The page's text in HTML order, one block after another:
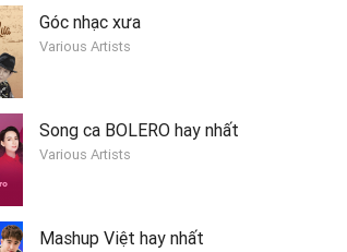
Góc nhạc xưa
Various Artists
Song ca BOLERO hay nhất
Various Artists
Mashup Việt hay nhất